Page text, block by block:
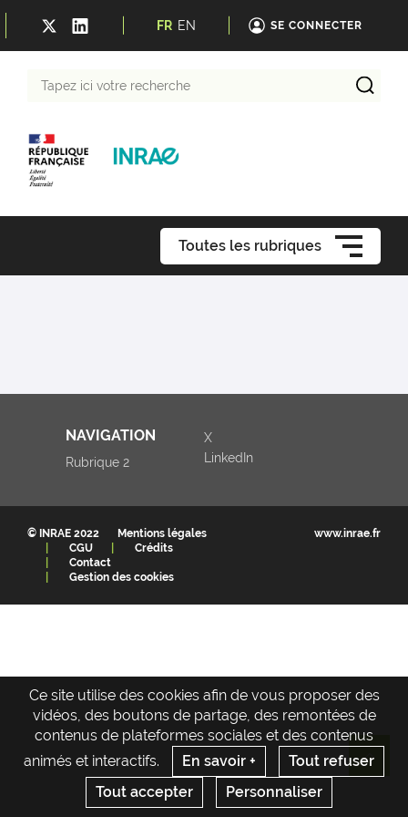
FR EN SE CONNECTER
Toutes les rubriques
Ce site utilise des cookies afin de vous proposer des
vidéos, des boutons de partage, des remontées de
contenus de plateformes sociales et des contenus
animés et interactifs.
En savoir +
Tout refuser
Tout accepter
Personnaliser
NAVIGATION
Rubrique 2
X
LinkedIn
© INRAE 2022
Mentions légales
CGU
Crédits
Contact
Gestion des cookies
www.inrae.fr